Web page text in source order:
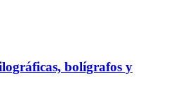
bolígrafos y